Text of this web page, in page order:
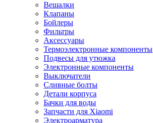
Вешалки
Клапаны
Бойлеры
Фильтры
Аксессуары
Термоэлектронные компоненты
Подвесы для утюжка
Электронные компоненты
Выключатели
Сливные болты
Детали корпуса
Бачки для воды
Запчасти для Xiaomi
Электроарматура